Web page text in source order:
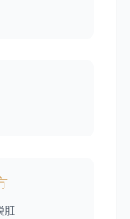
肛